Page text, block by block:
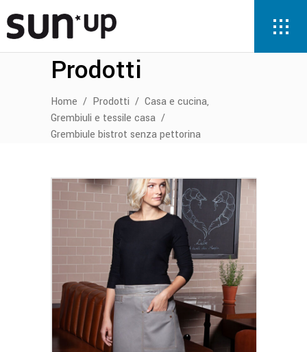
Prodotti
Home / Prodotti / Casa e cucina,
Grembiuli e tessile casa /
Grembiule bistrot senza pettorina